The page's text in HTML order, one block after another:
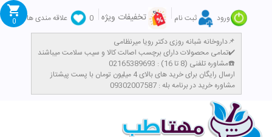
ورود ثبت نام تخفیفات ویژه 0
علاقه مندی ها
داروخانه شبانه روزی دکتر رویا میرنظامی📌
تمامی محصولات دارای برچسب اصالت کالا و سیب سلامت میباشند✔️
مشاوره تلفنی (8 تا 16) : 02165389693☎️
​ارسال رایگان برای خرید های بالای 4 میلیون تومان با پست پیشتاز
مشاوره خرید در برنامه بله : 09302007587
0